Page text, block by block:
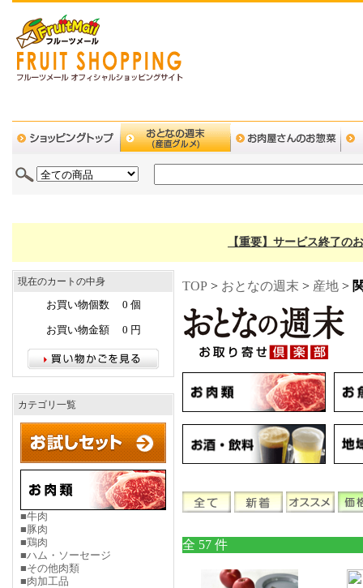
【重要】サービス終了の
現在のカートの中身
お買い物個数 0 個
お買い物金額 0 円
カテゴリ一覧
■牛肉
■豚肉
■鶏肉
■ハム・ソーセージ
■その他肉類
■肉加工品
TOP > おとなの週末 > 産地 >
全 57 件